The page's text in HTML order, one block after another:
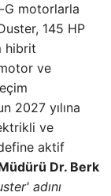
G motorlarla
145 HP
hibrit
ve
2027 yılına
ve
aktif
Dr. Berk
adını